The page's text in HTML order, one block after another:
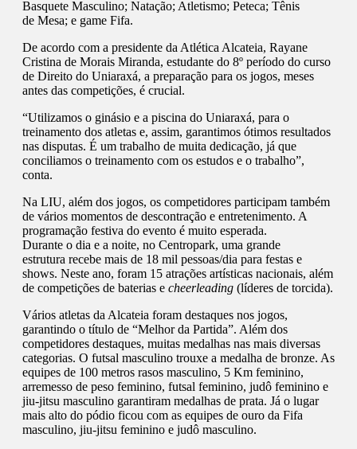
Basquete Masculino; Natação; Atletismo; Peteca; Tênis
de Mesa; e game Fifa.
De acordo com a presidente da Atlética Alcateia, Rayane
Cristina de Morais Miranda, estudante do 8º período do curso
de Direito do Uniaraxá, a preparação para os jogos, meses
antes das competições, é crucial.
“Utilizamos o ginásio e a piscina do Uniaraxá, para o
treinamento dos atletas e, assim, garantimos ótimos resultados
nas disputas. É um trabalho de muita dedicação, já que
conciliamos o treinamento com os estudos e o trabalho”,
conta.
Na LIU, além dos jogos, os competidores participam também
de vários momentos de descontração e entretenimento. A
programação festiva do evento é muito esperada.
Durante o dia e a noite, no Centropark, uma grande
estrutura recebe mais de 18 mil pessoas/dia para festas e
shows. Neste ano, foram 15 atrações artísticas nacionais, além
de competições de baterias e cheerleading (líderes de torcida).
Vários atletas da Alcateia foram destaques nos jogos,
garantindo o título de “Melhor da Partida”. Além dos
competidores destaques, muitas medalhas nas mais diversas
categorias. O futsal masculino trouxe a medalha de bronze. As
equipes de 100 metros rasos masculino, 5 Km feminino,
arremesso de peso feminino, futsal feminino, judô feminino e
jiu-jitsu masculino garantiram medalhas de prata. Já o lugar
mais alto do pódio ficou com as equipes de ouro da Fifa
masculino, jiu-jitsu feminino e judô masculino.